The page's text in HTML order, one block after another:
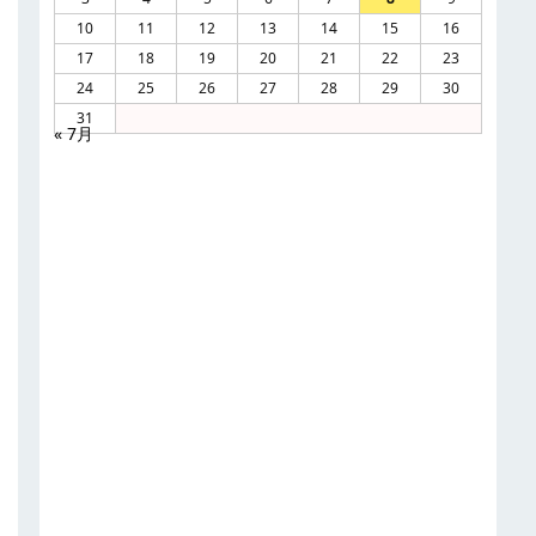
10
11 12 13 14 15
16
17
18 19 20 21 22
23
24
25 26 27 28 29
30
31
« 7月